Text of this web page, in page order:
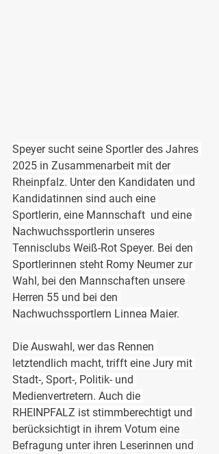
Speyer sucht seine Sportler des Jahres
2025 in Zusammenarbeit mit der
Rheinpfalz. Unter den Kandidaten und
Kandidatinnen sind auch eine
Sportlerin, eine Mannschaft  und eine
Nachwuchssportlerin unseres
Tennisclubs Weiß-Rot Speyer. Bei den
Sportlerinnen steht Romy Neumer zur
Wahl, bei den Mannschaften unsere
Herren 55 und bei den
Nachwuchssportlern Linnea Maier.
Die Auswahl, wer das Rennen
letztendlich macht, trifft eine Jury mit
Stadt-, Sport-, Politik- und
Medienvertretern. Auch die
RHEINPFALZ ist stimmberechtigt und
berücksichtigt in ihrem Votum eine
Befragung unter ihren Leserinnen und